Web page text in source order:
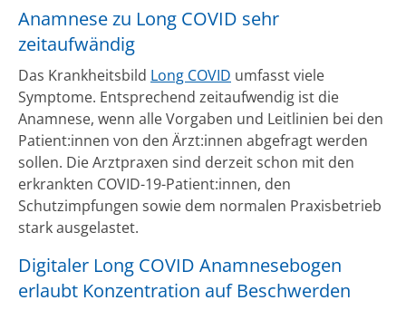
Anamnese zu Long COVID sehr
zeitaufwändig
Das Krankheitsbild Long COVID umfasst viele
Symptome. Entsprechend zeitaufwendig ist die
Anamnese, wenn alle Vorgaben und Leitlinien bei den
Patient:innen von den Ärzt:innen abgefragt werden
sollen. Die Arztpraxen sind derzeit schon mit den
erkrankten COVID-19-Patient:innen, den
Schutzimpfungen sowie dem normalen Praxisbetrieb
stark ausgelastet.
Digitaler Long COVID Anamnesebogen
erlaubt Konzentration auf Beschwerden